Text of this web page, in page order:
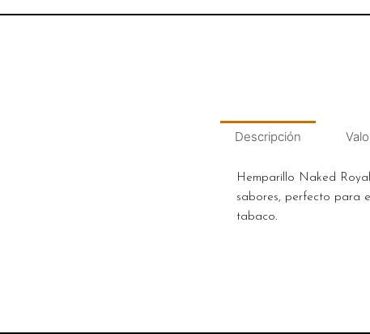
Descripción
Hemparillo Naked
sabores, perfecto para
tabaco.